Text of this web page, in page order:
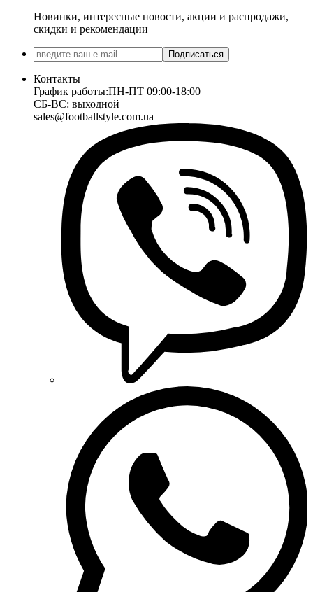
Новинки, интересные новости, акции и распродажи,
скидки и рекомендации
Подписаться
Контакты
График работы:ПН-ПТ 09:00-18:00
СБ-ВС: выходной
sales@footballstyle.com.ua